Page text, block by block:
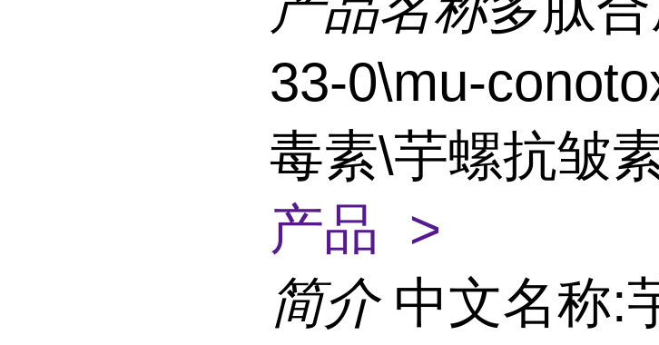
33-0\mu-
毒素\芋螺抗皱
产品 >
简介 中文名称: